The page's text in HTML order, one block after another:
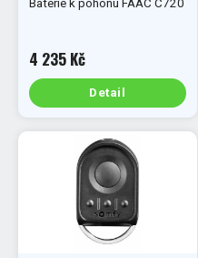
Baterie k pohonu FAAC C720
4 235 Kč
Detail